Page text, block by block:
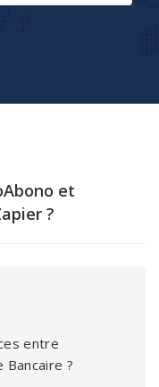
et
?
entre
Bancaire ?